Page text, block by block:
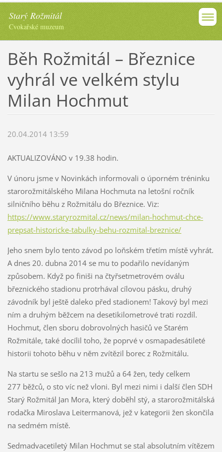
Starý Rožmitál
Cvokařské muzeum
Běh Rožmitál – Březnice
vyhrál ve velkém stylu
Milan Hochmut
20.04.2014 13:59
AKTUALIZOVÁNO v 19.38 hodin.
V únoru jsme v Novinkách informovali o úporném tréninku
starorožmitálského Milana Hochmuta na letošní ročník
silničního běhu z Rožmitálu do Březnice. Viz:
https://www.staryrozmital.cz/news/milan-hochmut-chce-
prepsat-historicke-tabulky-behu-rozmital-breznice/
Jeho snem bylo tento závod po loňském třetím místě vyhrát.
A dnes 20. dubna 2014 se mu to podařilo nevídaným
způsobem. Když po finiši na čtyřsetmetrovém oválu
březnického stadionu protrhával cílovou pásku, druhý
závodník byl ještě daleko před stadionem! Takový byl mezi
ním a druhým běžcem na desetikilometrové trati rozdíl.
Hochmut, člen sboru dobrovolných hasičů ve Starém
Rožmitále, také docílil toho, že poprvé v osmapadesátileté
historii tohoto běhu v něm zvítězil borec z Rožmitálu.
Na startu se sešlo na 213 mužů a 64 žen, tedy celkem
277 běžců, o sto víc než vloni. Byl mezi nimi i další člen SDH
Starý Rožmitál Jan Mora, který doběhl stý, a starorožmitálská
rodačka Miroslava Leitermanová, jež v kategorii žen skončila
na sedmém místě.
Sedmadvacetiletý Milan Hochmut se stal absolutním vítězem